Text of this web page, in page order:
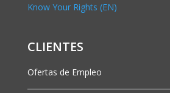
Know Your Rights (EN)
CLIENTES
Ofertas de Empleo